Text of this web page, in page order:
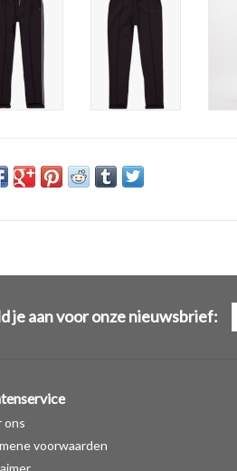
je aan voor onze nieuwsbrief:
ons
voorwaarden